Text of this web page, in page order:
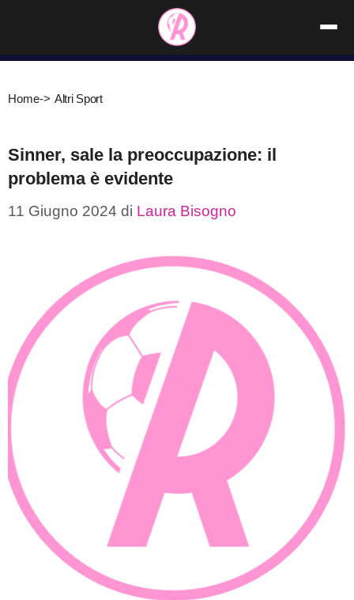
contenuto
Home-> Altri Sport
Sinner, sale la preoccupazione: il
problema è evidente
11 Giugno 2024 di Laura Bisogno